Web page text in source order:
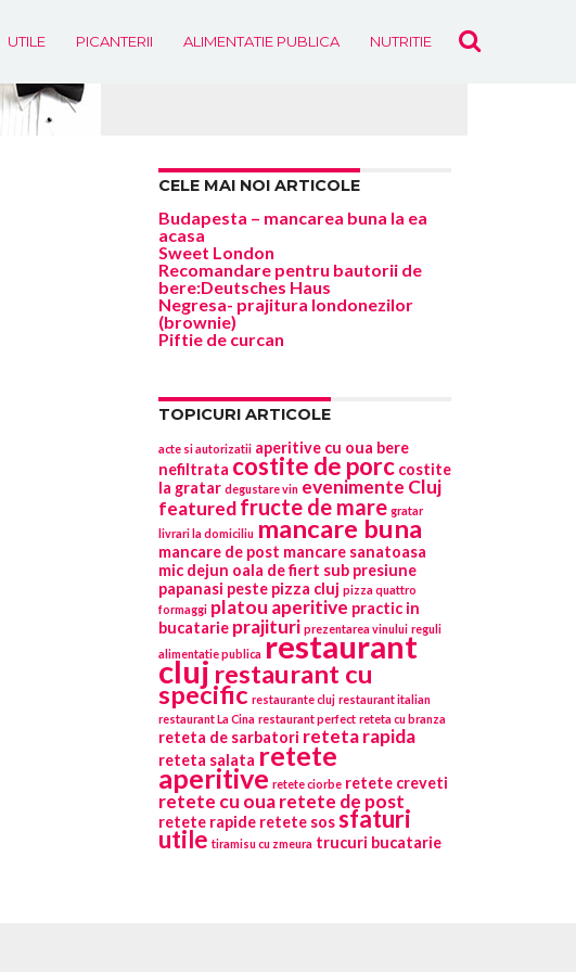
UTILE PICANTERII ALIMENTATIE PUBLICA NUTRITIE EVENIMENTE
CELE MAI NOI ARTICOLE
Budapesta – mancarea buna la ea
acasa
Sweet London
Recomandare pentru bautorii de
bere:Deutsches Haus
Negresa- prajitura londonezilor
(brownie)
Piftie de curcan
TOPICURI ARTICOLE
acte si autorizatii aperitive cu oua bere
nefiltrata costite de porc costite
la gratar degustare vin evenimente Cluj
featuredfructe de mare gratar
livrari la domiciliu mancare buna
mancare de post mancare sanatoasa
mic dejun oala de fiert sub presiune
papanasi peste pizza cluj pizza quattro
formaggi platou aperitive practic in
bucatarie prajituri prezentarea vinului reguli
alimentatie publica restaurant
clujrestaurant cu
specific restaurante cluj restaurant italian
restaurant La Cina restaurant perfect reteta cu branza
reteta de sarbatori reteta rapida
reteta salata retete
aperitive retete ciorbe retete creveti
retete cu ouaretete de post
retete rapide retete sossfaturi
utile tiramisu cu zmeura trucuri bucatarie